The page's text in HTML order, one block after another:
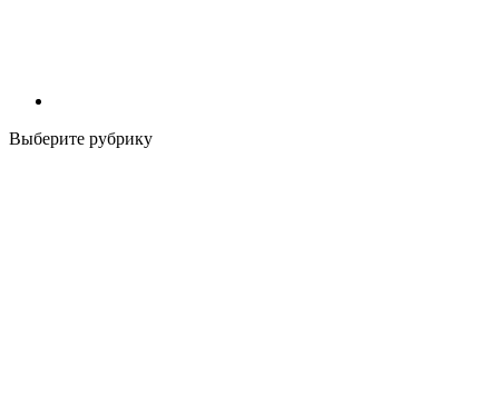
Выберите рубрику